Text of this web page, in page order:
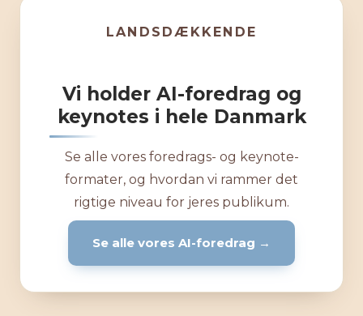
LANDSDÆKKENDE
Vi holder AI-foredrag og
keynotes i hele Danmark
Se alle vores foredrags- og keynote-
formater, og hvordan vi rammer det
rigtige niveau for jeres publikum.
Se alle vores AI-foredrag →